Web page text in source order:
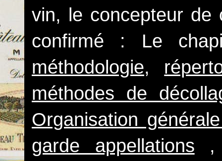
vin, le concepteur de
confirmé : Le
méthodologie,
méthodes de
Organisation
garde appellations